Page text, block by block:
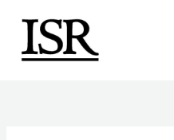
obsah